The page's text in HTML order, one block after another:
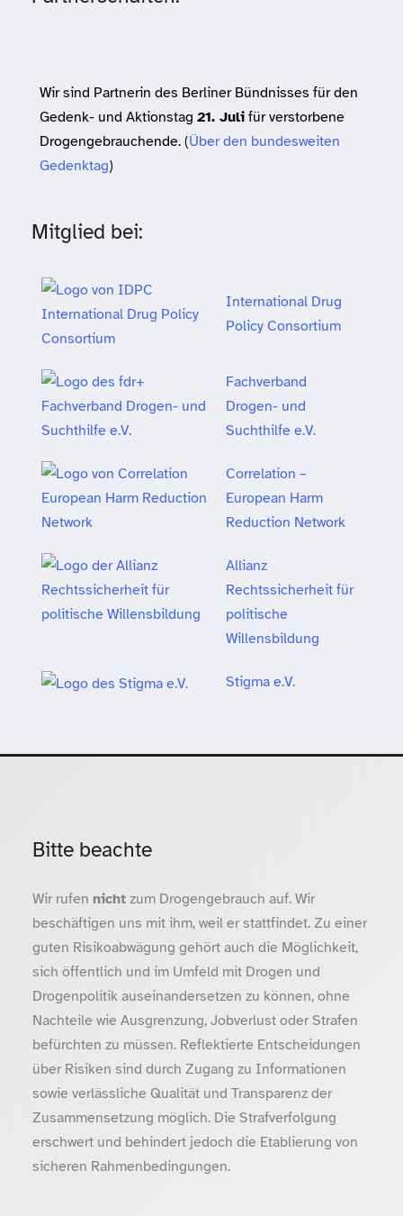
Wir sind Partnerin des Berliner Bündnisses für den
Gedenk- und Aktionstag 21. Julifür verstorbene
Drogengebrauchende. (Über den bundesweiten
Gedenktag)
Mitglied bei:
International Drug
Policy Consortium
Fachverband
Drogen- und
Suchthilfe e.V.
Correlation –
European Harm
Reduction Network
Allianz
Rechtssicherheit für
politische
Willensbildung
Stigma e.V.
Bitte beachte
Wir rufen nichtzum Drogengebrauch auf. Wir
beschäftigen uns mit ihm, weil er stattfindet. Zu einer
guten Risikoabwägung gehört auch die Möglichkeit,
sich öffentlich und im Umfeld mit Drogen und
Drogenpolitik auseinandersetzen zu können, ohne
Nachteile wie Ausgrenzung, Jobverlust oder Strafen
befürchten zu müssen. Reflektierte Entscheidungen
über Risiken sind durch Zugang zu Informationen
sowie verlässliche Qualität und Transparenz der
Zusammensetzung möglich. Die Strafverfolgung
erschwert und behindert jedoch die Etablierung von
sicheren Rahmenbedingungen.